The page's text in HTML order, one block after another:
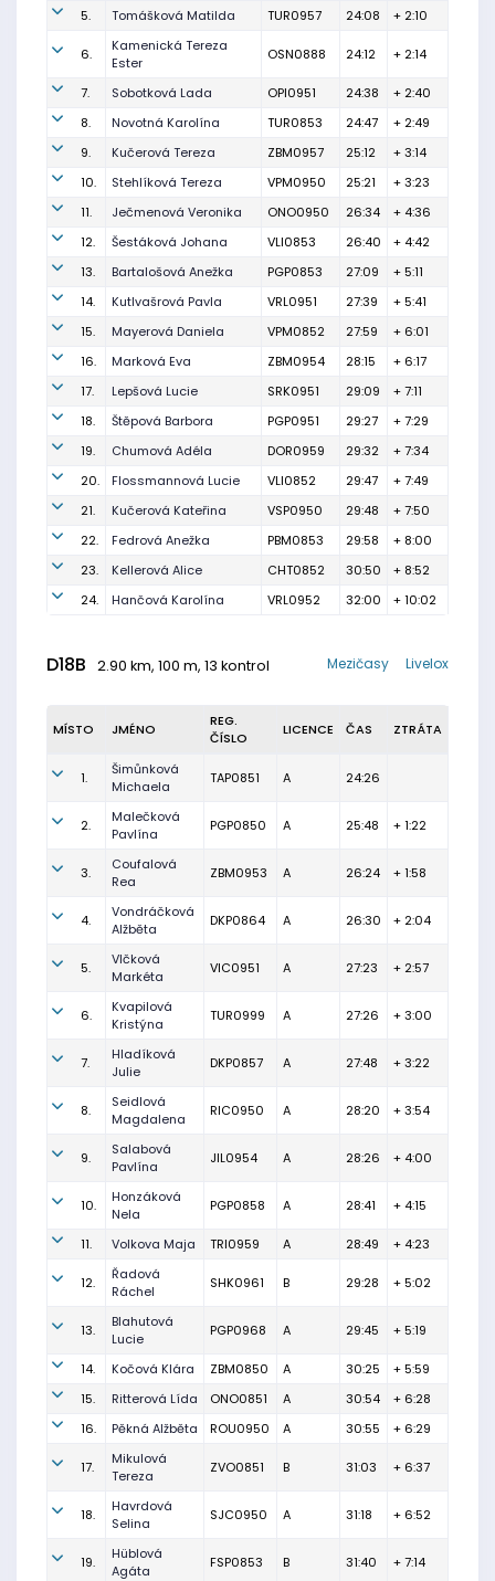
5.
Tomášková Matilda TUR0957 24:08 + 2:10
6.
Kamenická Tereza
Ester
OSN0888 24:12 + 2:14
7. Sobotková Lada OPI0951 24:38
+ 2:40
8.
Novotná Karolína TUR0853 24:47
+ 2:49
9.
Kučerová Tereza ZBM0957 25:12
+ 3:14
10.
Stehlíková Tereza VPM0950 25:21
+ 3:23
11.
Ječmenová Veronika ONO0950 26:34
+ 4:36
12.
Šestáková Johana VLI0853 26:40
+ 4:42
13.
Bartalošová Anežka PGP0853 27:09
+ 5:11
14.
Kutlvašrová Pavla VRL0951 27:39
+ 5:41
15.
Mayerová Daniela VPM0852 27:59
+ 6:01
16.
Marková Eva ZBM0954 28:15
+ 6:17
17.
Lepšová Lucie SRK0951 29:09
+ 7:11
18.
Štěpová Barbora PGP0951 29:27
+ 7:29
19.
Chumová Adéla DOR0959 29:32
+ 7:34
20.
Flossmannová Lucie VLI0852 29:47
+ 7:49
21.
Kučerová Kateřina VSP0950 29:48
+ 7:50
22.
Fedrová Anežka PBM0853 29:58
+ 8:00
23.
Kellerová Alice CHT0852 30:50
+ 8:52
24.
Hančová Karolína VRL0952 32:00 + 10:02
D18B 2.90 km, 100 m, 13 kontrol Livelox
Mezičasy
MÍSTO JMÉNO
REG.
ČÍSLO
LICENCE ČAS ZTRÁTA
1.
Šimůnková
Michaela
TAP0851 A 24:26
2.
Malečková
Pavlína
PGP0850 A 25:48 + 1:22
3.
Coufalová
Rea
ZBM0953 A 26:24 + 1:58
4.
Vondráčková
Alžběta
DKP0864 A 26:30 + 2:04
5.
Vlčková
Markéta
VIC0951 A 27:23 + 2:57
6.
Kvapilová
Kristýna
TUR0999 A 27:26 + 3:00
7.
Hladíková
Julie
DKP0857 A 27:48 + 3:22
8.
Seidlová
Magdalena
RIC0950 A 28:20 + 3:54
9.
Salabová
Pavlína
JIL0954 A 28:26 + 4:00
10.
Honzáková
Nela
PGP0858 A 28:41 + 4:15
11. Volkova Maja TRI0959 A 28:49 + 4:23
12.
Řadová
Ráchel
SHK0961 B 29:28 + 5:02
13.
Blahutová
Lucie
PGP0968 A 29:45 + 5:19
14. Kočová Klára ZBM0850 A 30:25
+ 5:59
15.
Ritterová Lída ONO0851 A 30:54
+ 6:28
16.
Pěkná Alžběta ROU0950 A 30:55 + 6:29
17.
Mikulová
Tereza
ZVO0851 B 31:03 + 6:37
18.
Havrdová
Selina
SJC0950 A 31:18 + 6:52
19.
Hüblová
Agáta
FSP0853 B 31:40 + 7:14